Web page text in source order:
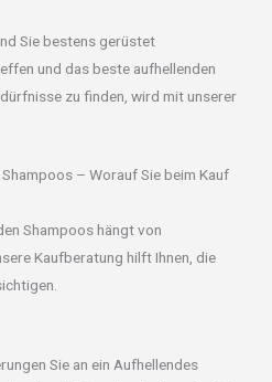
Sie bestens gerüstet
und das beste aufhellenden
zu finden, wird mit unserer
– Worauf Sie beim Kauf
Shampoos hängt von
Kaufberatung hilft Ihnen, die
Sie an ein Aufhellendes